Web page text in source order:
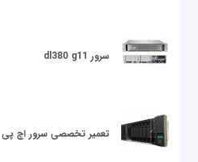
سرور dl380 g11
تعمیر تخصصی سرور اچ پی